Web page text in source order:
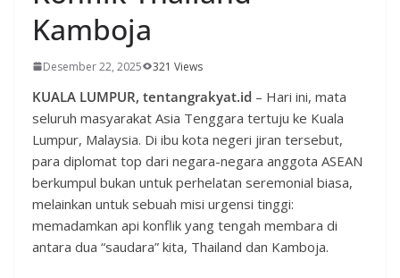
Kamboja
Desember 22, 2025 321 Views
KUALA LUMPUR, tentangrakyat.id – Hari ini, mata
seluruh masyarakat Asia Tenggara tertuju ke Kuala
Lumpur, Malaysia. Di ibu kota negeri jiran tersebut,
para diplomat top dari negara-negara anggota ASEAN
berkumpul bukan untuk perhelatan seremonial biasa,
melainkan untuk sebuah misi urgensi tinggi:
memadamkan api konflik yang tengah membara di
antara dua “saudara” kita, Thailand dan Kamboja.